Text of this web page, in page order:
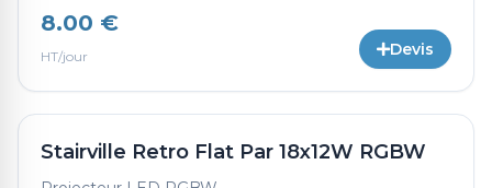
8.00 €
HT/jour Devis
Stairville Retro Flat Par 18x12W RGBW